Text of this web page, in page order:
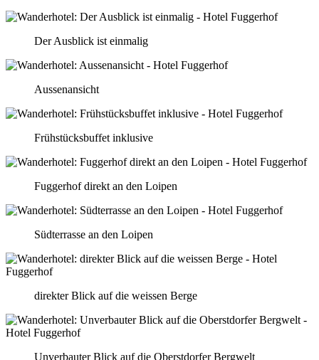
Der Ausblick ist einmalig
Aussenansicht
Frühstücksbuffet inklusive
Fuggerhof direkt an den Loipen
Südterrasse an den Loipen
direkter Blick auf die weissen Berge
Unverbauter Blick auf die Oberstdorfer Bergwelt